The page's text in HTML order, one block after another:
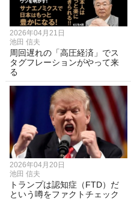
2026年04月21日
池田 信夫
周回遅れの「高圧経済」でス
タグフレーションがやって来
る
2026年04月20日
池田 信夫
トランプは認知症（FTD）だ
という噂をファクトチェック